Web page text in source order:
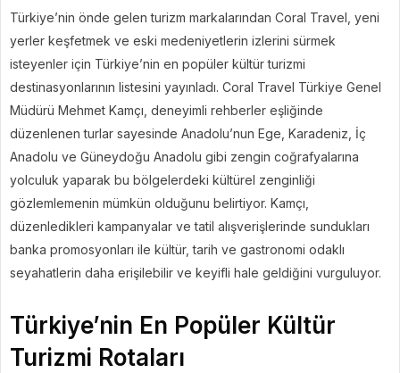
Türkiye’nin önde gelen turizm markalarından Coral Travel, yeni
yerler keşfetmek ve eski medeniyetlerin izlerini sürmek
isteyenler için Türkiye’nin en popüler kültür turizmi
destinasyonlarının listesini yayınladı. Coral Travel Türkiye Genel
Müdürü Mehmet Kamçı, deneyimli rehberler eşliğinde
düzenlenen turlar sayesinde Anadolu’nun Ege, Karadeniz, İç
Anadolu ve Güneydoğu Anadolu gibi zengin coğrafyalarına
yolculuk yaparak bu bölgelerdeki kültürel zenginliği
gözlemlemenin mümkün olduğunu belirtiyor. Kamçı,
düzenledikleri kampanyalar ve tatil alışverişlerinde sundukları
banka promosyonları ile kültür, tarih ve gastronomi odaklı
seyahatlerin daha erişilebilir ve keyifli hale geldiğini vurguluyor.
Türkiye’nin En Popüler Kültür
Turizmi Rotaları